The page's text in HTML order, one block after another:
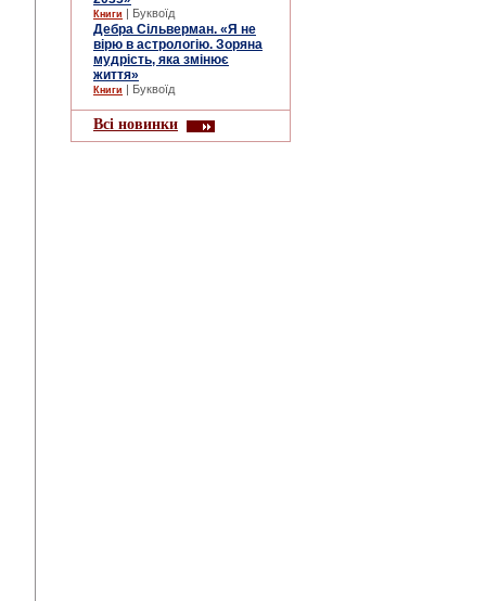
Книги | Буквоїд
Дебра Сільверман. «Я не
вірю в астрологію. Зоряна
мудрість, яка змінює
життя»
Книги | Буквоїд
Всі новинки